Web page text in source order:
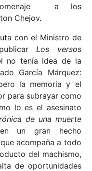
a los
Chejov.
con el Ministro de
Los versos
no tenía idea de la
García Márquez:
la memoria y el
para subrayar como
lo es el asesinato
de una muerte
un gran hecho
acompaña a todo
del machismo,
de oportunidades